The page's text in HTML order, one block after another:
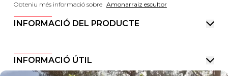
Obteniu més informació sobre Amonarraiz escultor
INFORMACIÓ DEL PRODUCTE
INFORMACIÓ ÚTIL